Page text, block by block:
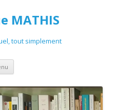
MATHIS
tout simplement
Aller
contenu